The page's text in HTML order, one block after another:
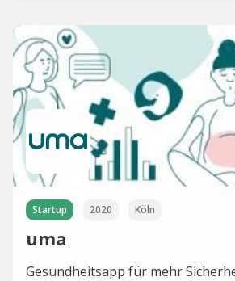
Startup 2020 Köln
uma
Gesundheitsapp für mehr